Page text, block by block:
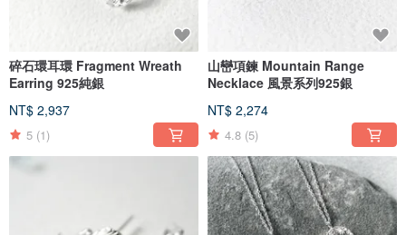
碎石環耳環 Fragment Wreath
Earring 925純銀
NT$ 2,937
5 (1)
山巒項鍊 Mountain Range
Necklace 風景系列925銀
NT$ 2,274
4.8 (5)